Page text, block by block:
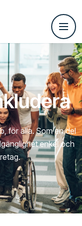
för alla. Som en del
enkel och